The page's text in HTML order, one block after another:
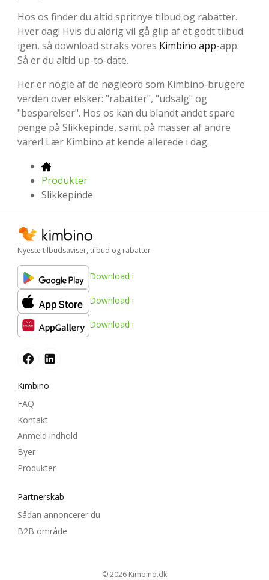
Hos os finder du altid spritnye tilbud og rabatter.
Hver dag! Hvis du aldrig vil gå glip af et godt tilbud
igen, så download straks vores Kimbino app-app.
Så er du altid up-to-date.
Her er nogle af de nøgleord som Kimbino-brugere
verden over elsker: "rabatter", "udsalg" og
"besparelser". Hos os kan du blandt andet spare
penge på Slikkepinde, samt på masser af andre
varer! Lær Kimbino at kende allerede i dag.
Produkter
Slikkepinde
Nyeste tilbudsaviser, tilbud og rabatter
Download i
Download i
Download i
Kimbino
FAQ
Kontakt
Anmeld indhold
Byer
Produkter
Partnerskab
Sådan annoncerer du
B2B område
© 2026 kimbino.dk